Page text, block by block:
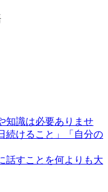
知識は必要ありませ
続けること」「自分の
話すことを何よりも大